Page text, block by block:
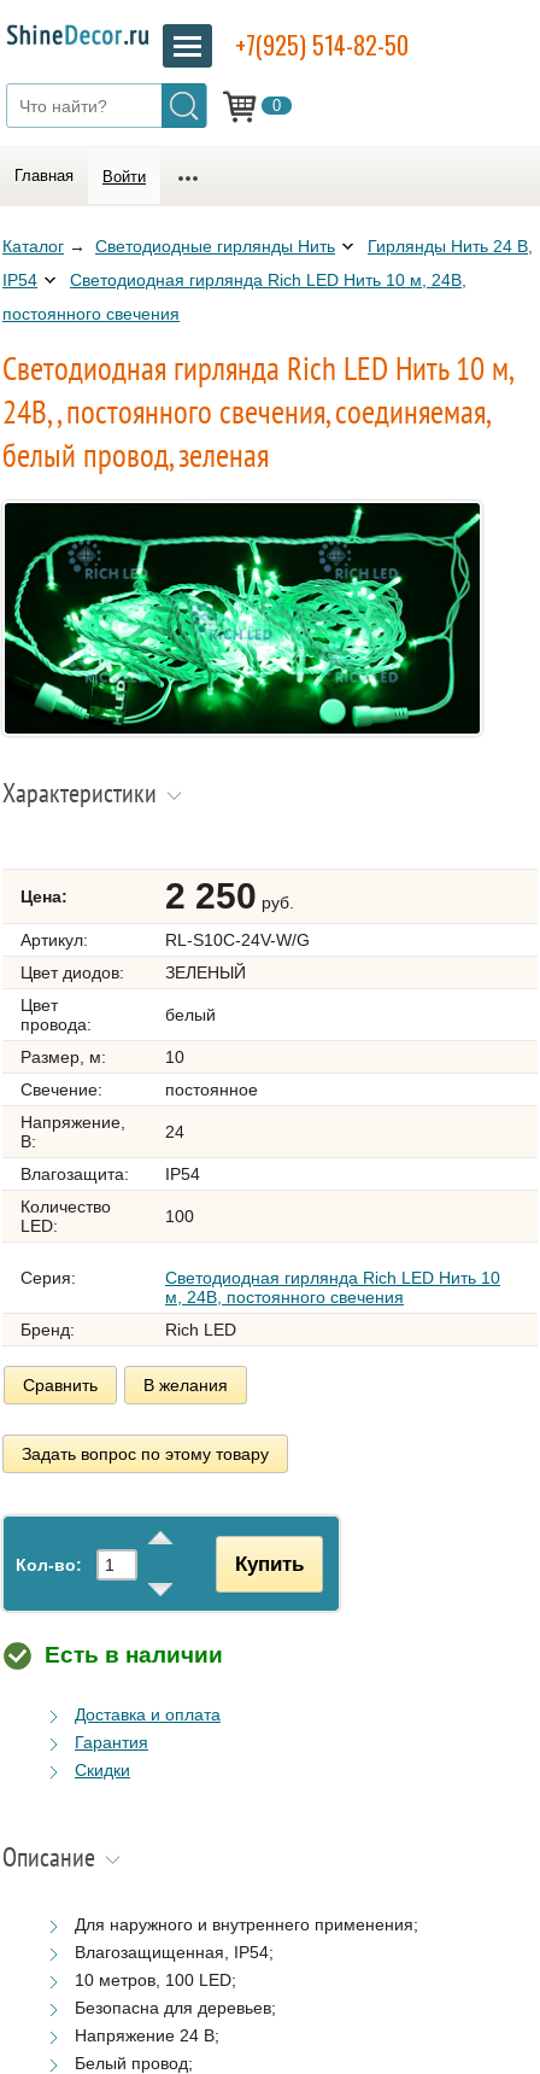
0
+7(925) 514-82-50
Главная Войти
Каталог → Светодиодные гирлянды Нить
Гирлянды Нить 24 В,
IP54
Светодиодная гирлянда Rich LED Нить 10 м, 24В,
постоянного свечения
Светодиодная гирлянда Rich LED Нить 10 м,
24В, , постоянного свечения, соединяемая,
белый провод, зеленая
Характеристики
Цена: 2 250 руб.
Артикул:
RL-S10C-24V-W/G
Цвет диодов:
ЗЕЛЕНЫЙ
Цвет
провода:
белый
Размер, м:
10
Свечение:
постоянное
Напряжение,
В:
24
Влагозащита:
IP54
Количество
LED:
100
Серия:
Светодиодная гирлянда Rich LED Нить 10
м, 24В, постоянного свечения
Бренд:
Rich LED
Сравнить В желания
Задать вопрос по этому товару
Кол-во: Купить
Есть в наличии
Доставка и оплата
Гарантия
Скидки
Описание
Для наружного и внутреннего применения;
Влагозащищенная, IP54;
10 метров, 100 LED;
Безопасна для деревьев;
Напряжение 24 В;
Белый провод;